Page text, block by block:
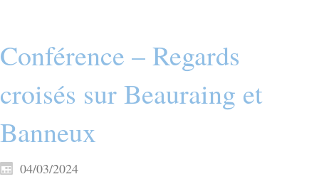
Conférence – Regards
croisés sur Beauraing et
Banneux
04/03/2024